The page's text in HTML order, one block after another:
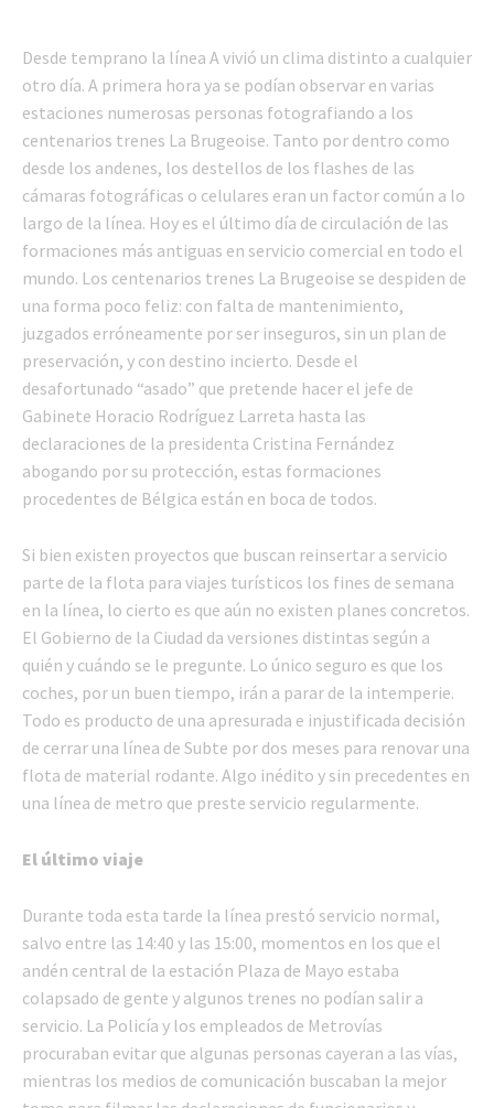
Desde temprano la línea A vivió un clima distinto a cualquier
otro día. A primera hora ya se podían observar en varias
estaciones numerosas personas fotografiando a los
centenarios trenes La Brugeoise. Tanto por dentro como
desde los andenes, los destellos de los flashes de las
cámaras fotográficas o celulares eran un factor común a lo
largo de la línea. Hoy es el último día de circulación de las
formaciones más antiguas en servicio comercial en todo el
mundo. Los centenarios trenes La Brugeoise se despiden de
una forma poco feliz: con falta de mantenimiento,
juzgados erróneamente por ser inseguros, sin un plan de
preservación, y con destino incierto. Desde el
desafortunado “asado” que pretende hacer el jefe de
Gabinete Horacio Rodríguez Larreta hasta las
declaraciones de la presidenta Cristina Fernández
abogando por su protección, estas formaciones
procedentes de Bélgica están en boca de todos.
Si bien existen proyectos que buscan reinsertar a servicio
parte de la flota para viajes turísticos los fines de semana
en la línea, lo cierto es que aún no existen planes concretos.
El Gobierno de la Ciudad da versiones distintas según a
quién y cuándo se le pregunte. Lo único seguro es que los
coches, por un buen tiempo, irán a parar de la intemperie.
Todo es producto de una apresurada e injustificada decisión
de cerrar una línea de Subte por dos meses para renovar una
flota de material rodante. Algo inédito y sin precedentes en
una línea de metro que preste servicio regularmente.
El último viaje
Durante toda esta tarde la línea prestó servicio normal,
salvo entre las 14:40 y las 15:00, momentos en los que el
andén central de la estación Plaza de Mayo estaba
colapsado de gente y algunos trenes no podían salir a
servicio. La Policía y los empleados de Metrovías
procuraban evitar que algunas personas cayeran a las vías,
mientras los medios de comunicación buscaban la mejor